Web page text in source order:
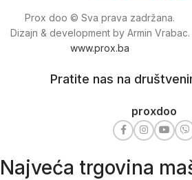
Prox doo © Sva prava zadržana.
Dizajn & development by Armin Vrabac.
www.prox.ba
Pratite nas na
proxdoo
Najveća trgovina